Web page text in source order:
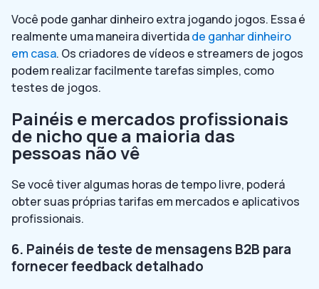
Você pode ganhar dinheiro extra jogando jogos. Essa é
realmente uma maneira divertidade ganhar dinheiro
em casa. Os criadores de vídeos e streamers de jogos
podem realizar facilmente tarefas simples, como
testes de jogos.
Painéis e mercados profissionais
de nicho que a maioria das
pessoas não vê
Se você tiver algumas horas de tempo livre, poderá
obter suas próprias tarifas em mercados e aplicativos
profissionais.
6. Painéis de teste de mensagens B2B para
fornecer feedback detalhado